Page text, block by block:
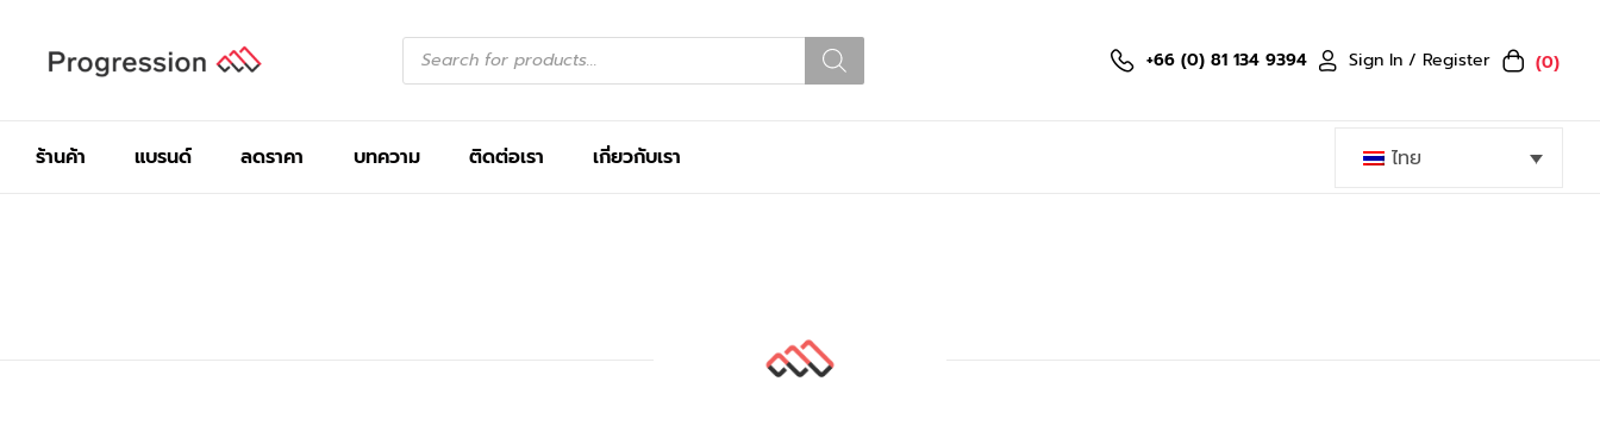
+66 (0) 81 134 9394 Sign In / Register (0)
ร้านค้า แบรนด์ ลดราคา บทความ ติดต่อเรา เกี่ยวกับเรา ไทย